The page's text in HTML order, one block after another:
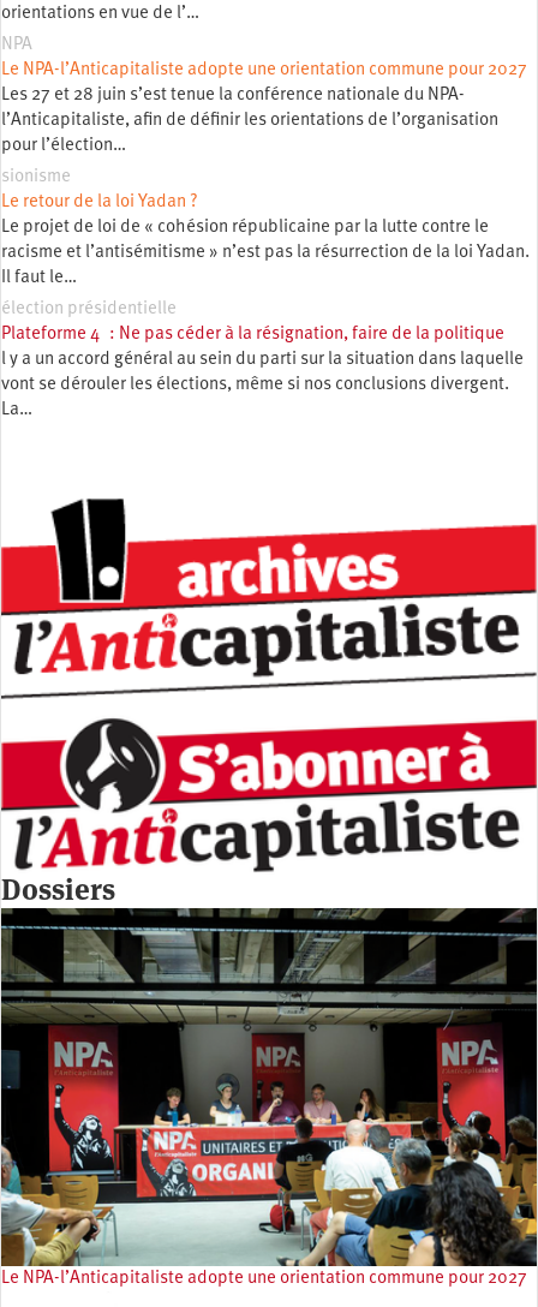
orientations en vue de l’…
NPA
Le NPA-l’Anticapitaliste adopte une orientation commune pour 2027
Les 27 et 28 juin s’est tenue la conférence nationale du NPA-
l’Anticapitaliste, afin de définir les orientations de l’organisation
pour l’élection…
sionisme
Le retour de la loi Yadan ?
Le projet de loi de « cohésion républicaine par la lutte contre le
racisme et l’antisémitisme » n’est pas la résurrection de la loi Yadan.
Il faut le…
élection présidentielle
Plateforme 4 : Ne pas céder à la résignation, faire de la politique
l y a un accord général au sein du parti sur la situation dans laquelle
vont se dérouler les élections, même si nos conclusions divergent.
La…
Dossiers
Le NPA-l’Anticapitaliste adopte une orientation commune pour 2027